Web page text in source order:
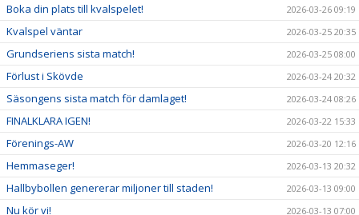
Boka din plats till kvalspelet! 2026-03-26 09:19
Kvalspel väntar 2026-03-25 20:35
Grundseriens sista match! 2026-03-25 08:00
Förlust i Skövde 2026-03-24 20:32
Säsongens sista match för damlaget! 2026-03-24 08:26
FINALKLARA IGEN! 2026-03-22 15:33
Förenings-AW 2026-03-20 12:16
Hemmaseger! 2026-03-13 20:32
Hallbybollen genererar miljoner till staden! 2026-03-13 09:00
Nu kör vi! 2026-03-13 07:00